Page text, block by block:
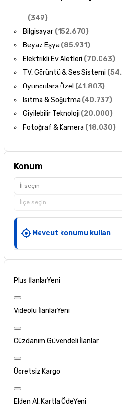
(349)
Bilgisayar (152.670)
Beyaz Eşya (85.931)
Elektrikli Ev Aletleri (70.063)
TV, Görüntü & Ses Sistemi (
Oyunculara Özel (41.803)
Isıtma & Soğutma (40.737)
Giyilebilir Teknoloji (20.000)
Fotoğraf & Kamera (18.030)
Konum
İl seçin
İlçe seçin
Mevcut konumu kullan
Plus İlanlarYeni
Videolu İlanlarYeni
Cüzdanım Güvendeli İlanlar
Ücretsiz Kargo
Elden Al, Kartla ÖdeYeni